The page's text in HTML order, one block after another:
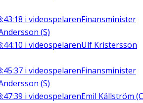
i videospelarenFinansminister
(S)
i videospelarenUlf Kristersson
i videospelarenFinansminister
(S)
i videospelarenEmil Källström